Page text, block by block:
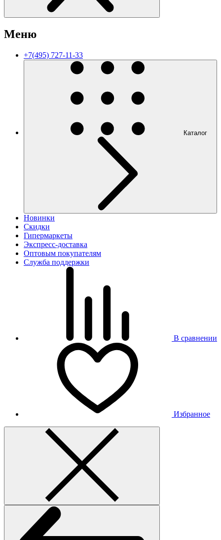
Меню
+7(495) 727-11-33
Каталог
Новинки
Скидки
Гипермаркеты
Экспресс-доставка
Оптовым покупателям
Служба поддержки
В сравнении
Избранное